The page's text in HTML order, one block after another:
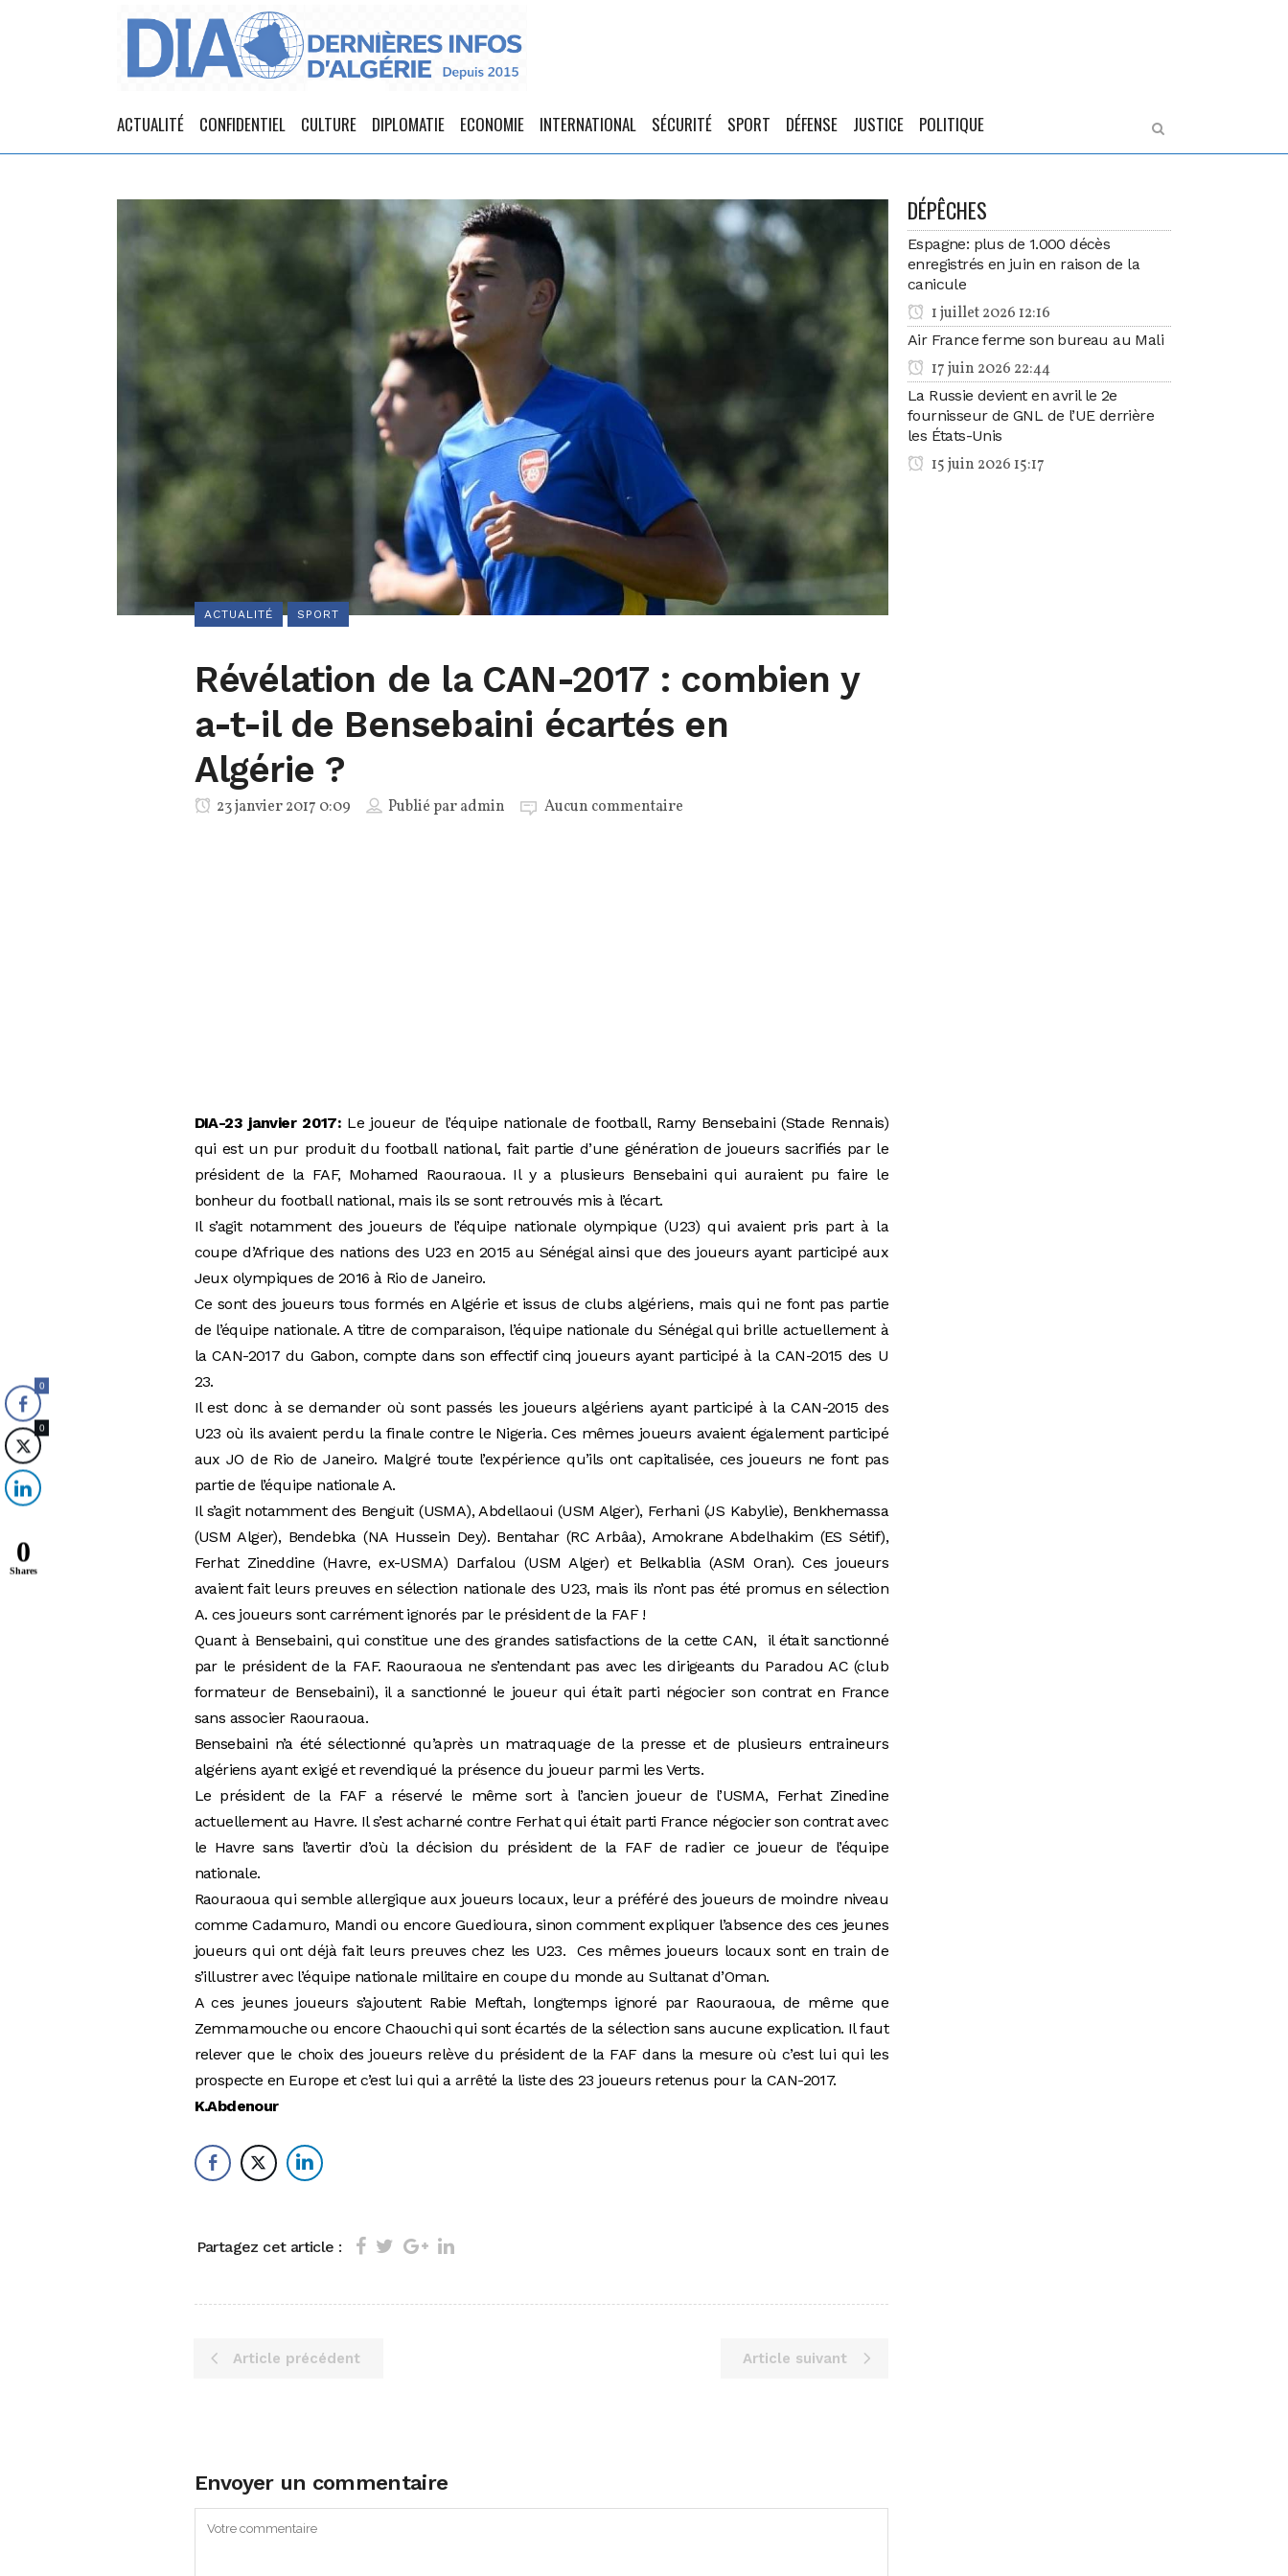
ACTUALITÉ CONFIDENTIEL CULTURE DIPLOMATIE ECONOMIE INTERNATIONAL SÉCURITÉ SPORT DÉFENSE JUSTICE POLITIQUE
ACTUALITÉ SPORT
Révélation de la CAN-2017 : combien y
a-t-il de Bensebaini écartés en
Algérie ?
23 janvier 2017 0:09 Publié paradmin Aucun commentaire
DIA-23 janvier 2017: Le joueur de l’équipe nationale de football, Ramy Bensebaini (Stade Rennais)
qui est un pur produit du football national, fait partie d’une génération de joueurs sacrifiés par le
président de la FAF, Mohamed Raouraoua. Il y a plusieurs Bensebaini qui auraient pu faire le
bonheur du football national, mais ils se sont retrouvés mis à l’écart.
Il s’agit notamment des joueurs de l’équipe nationale olympique (U23) qui avaient pris part à la
coupe d’Afrique des nations des U23 en 2015 au Sénégal ainsi que des joueurs ayant participé aux
Jeux olympiques de 2016 à Rio de Janeiro.
Ce sont des joueurs tous formés en Algérie et issus de clubs algériens, mais qui ne font pas partie
de l’équipe nationale. A titre de comparaison, l’équipe nationale du Sénégal qui brille actuellement à
la CAN-2017 du Gabon, compte dans son effectif cinq joueurs ayant participé à la CAN-2015 des U
23.
Il est donc à se demander où sont passés les joueurs algériens ayant participé à la CAN-2015 des
U23 où ils avaient perdu la finale contre le Nigeria. Ces mêmes joueurs avaient également participé
aux JO de Rio de Janeiro. Malgré toute l’expérience qu’ils ont capitalisée, ces joueurs ne font pas
partie de l’équipe nationale A.
Il s’agit notamment des Benguit (USMA), Abdellaoui (USM Alger), Ferhani (JS Kabylie), Benkhemassa
(USM Alger), Bendebka (NA Hussein Dey). Bentahar (RC Arbâa), Amokrane Abdelhakim (ES Sétif),
Ferhat Zineddine (Havre, ex-USMA) Darfalou (USM Alger) et Belkablia (ASM Oran). Ces joueurs
avaient fait leurs preuves en sélection nationale des U23, mais ils n’ont pas été promus en sélection
A. ces joueurs sont carrément ignorés par le président de la FAF !
Quant à Bensebaini, qui constitue une des grandes satisfactions de la cette CAN, il était sanctionné
par le président de la FAF. Raouraoua ne s’entendant pas avec les dirigeants du Paradou AC (club
formateur de Bensebaini), il a sanctionné le joueur qui était parti négocier son contrat en France
sans associer Raouraoua.
Bensebaini n’a été sélectionné qu’après un matraquage de la presse et de plusieurs entraineurs
algériens ayant exigé et revendiqué la présence du joueur parmi les Verts.
Le président de la FAF a réservé le même sort à l’ancien joueur de l’USMA, Ferhat Zinedine
actuellement au Havre. Il s’est acharné contre Ferhat qui était parti France négocier son contrat avec
le Havre sans l’avertir d’où la décision du président de la FAF de radier ce joueur de l’équipe
nationale.
Raouraoua qui semble allergique aux joueurs locaux, leur a préféré des joueurs de moindre niveau
comme Cadamuro, Mandi ou encore Guedioura, sinon comment expliquer l’absence des ces jeunes
joueurs qui ont déjà fait leurs preuves chez les U23. Ces mêmes joueurs locaux sont en train de
s’illustrer avec l’équipe nationale militaire en coupe du monde au Sultanat d’Oman.
A ces jeunes joueurs s’ajoutent Rabie Meftah, longtemps ignoré par Raouraoua, de même que
Zemmamouche ou encore Chaouchi qui sont écartés de la sélection sans aucune explication. Il faut
relever que le choix des joueurs relève du président de la FAF dans la mesure où c’est lui qui les
prospecte en Europe et c’est lui qui a arrêté la liste des 23 joueurs retenus pour la CAN-2017.
K.Abdenour
Partagez cet article :
Article précédent Article suivant
Envoyer un commentaire
DÉPÊCHES
Espagne: plus de 1.000 décès
enregistrés en juin en raison de la
canicule
1 juillet 2026 12:16
Air France ferme son bureau au Mali
17 juin 2026 22:44
La Russie devient en avril le 2e
fournisseur de GNL de l’UE derrière
les États-Unis
15 juin 2026 15:17
0
0
0
Shares